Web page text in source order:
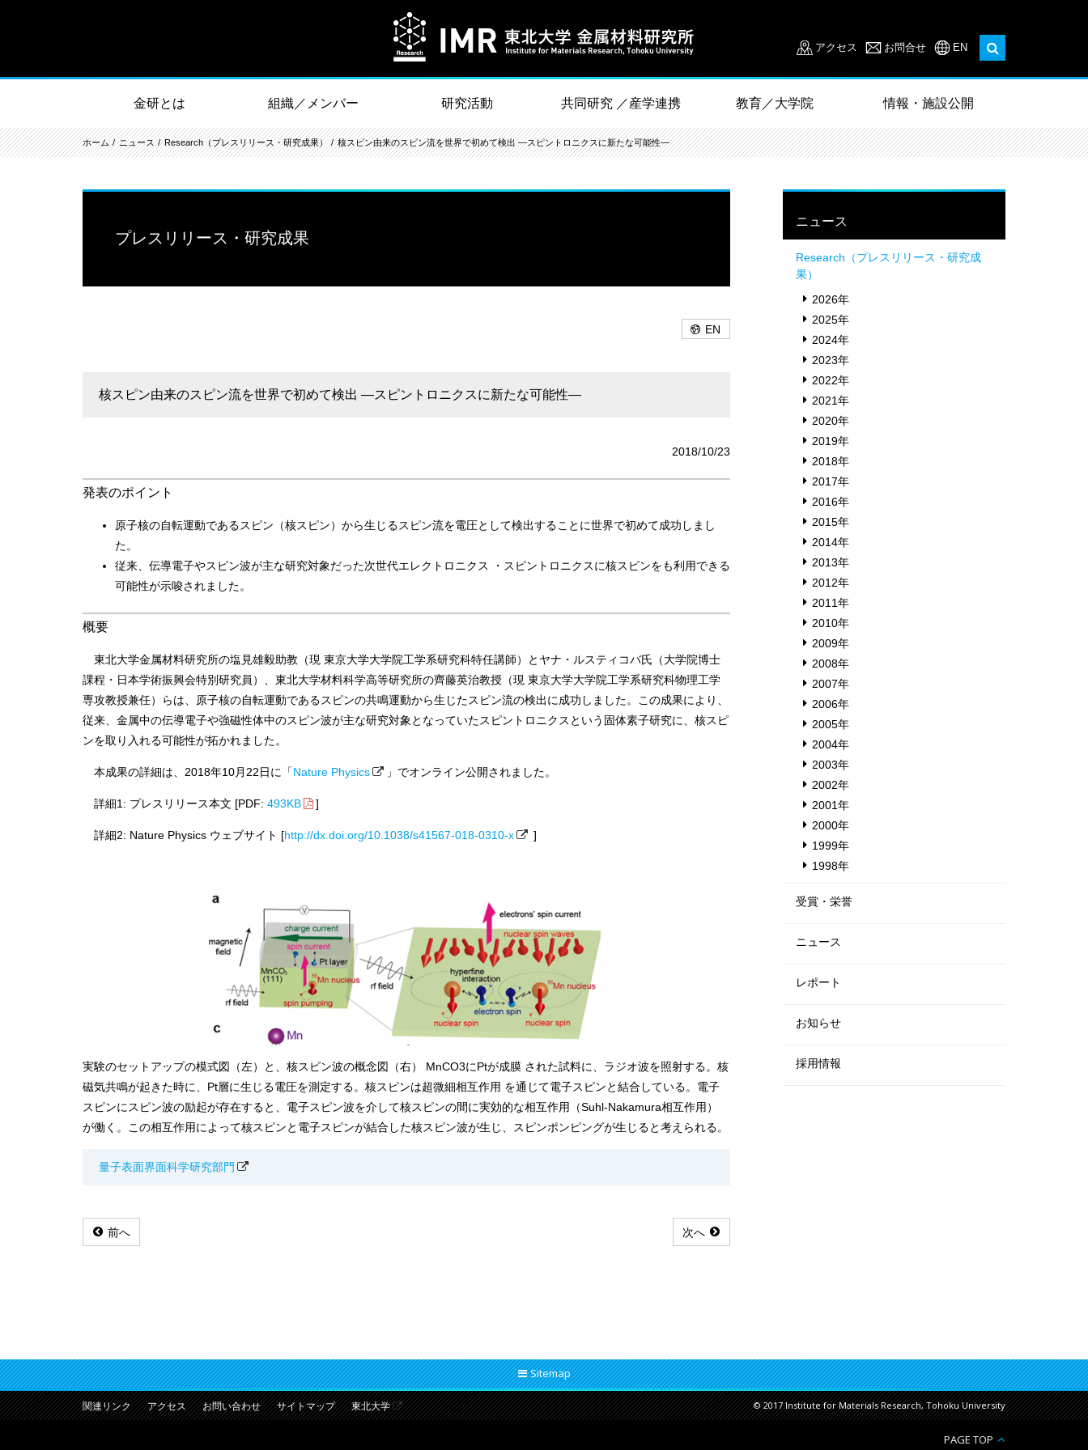
アクセス お問合せ EN
金研とは 組織／メンバー 研究活動 共同研究 ／産学連携 教育／大学院 情報・施設公開
ホーム ニュース Research（プレスリリース・研究成果） 核スピン由来のスピン流を世界で初めて検出 ―スピントロニクスに新たな可能性―
プレスリリース・研究成果
EN
核スピン由来のスピン流を世界で初めて検出 ―スピントロニクスに新たな可能性―
2018/10/23
発表のポイント
原子核の自転運動であるスピン（核スピン）から生じるスピン流を電圧として検出することに世界で初めて成功しまし
た。
従来、伝導電子やスピン波が主な研究対象だった次世代エレクトロニクス ・スピントロニクスに核スピンをも利用できる
可能性が示唆されました。
概要
東北大学金属材料研究所の塩見雄毅助教（現 東京大学大学院工学系研究科特任講師）とヤナ・ルスティコバ氏（大学院博士
課程・日本学術振興会特別研究員）、東北大学材料科学高等研究所の齊藤英治教授（現 東京大学大学院工学系研究科物理工学
専攻教授兼任）らは、原子核の自転運動であるスピンの共鳴運動から生じたスピン流の検出に成功しました。この成果により、
従来、金属中の伝導電子や強磁性体中のスピン波が主な研究対象となっていたスピントロニクスという固体素子研究に、核スピ
ンを取り入れる可能性が拓かれました。
本成果の詳細は、2018年10月22日に「Nature Physics 」でオンライン公開されました。
詳細1: プレスリリース本文 [PDF: 493KB ]
詳細2: Nature Physics ウェブサイト [http://dx.doi.org/10.1038/s41567-018-0310-x ]
実験のセットアップの模式図（左）と、核スピン波の概念図（右） MnCO3にPtが成膜 された試料に、ラジオ波を照射する。核
磁気共鳴が起きた時に、Pt層に生じる電圧を測定する。核スピンは超微細相互作用 を通じて電子スピンと結合している。電子
スピンにスピン波の励起が存在すると、電子スピン波を介して核スピンの間に実効的な相互作用（Suhl-Nakamura相互作用）
が働く。この相互作用によって核スピンと電子スピンが結合した核スピン波が生じ、スピンポンピングが生じると考えられる。
量子表面界面科学研究部門
前へ 次へ
ニュース
Research（プレスリリース・研究成
果）
2026年
2025年
2024年
2023年
2022年
2021年
2020年
2019年
2018年
2017年
2016年
2015年
2014年
2013年
2012年
2011年
2010年
2009年
2008年
2007年
2006年
2005年
2004年
2003年
2002年
2001年
2000年
1999年
1998年
受賞・栄誉
ニュース
レポート
お知らせ
採用情報
Sitemap
PAGE TOP
関連リンク アクセス お問い合わせ サイトマップ 東北大学 © 2017 Institute for Materials Research, Tohoku University